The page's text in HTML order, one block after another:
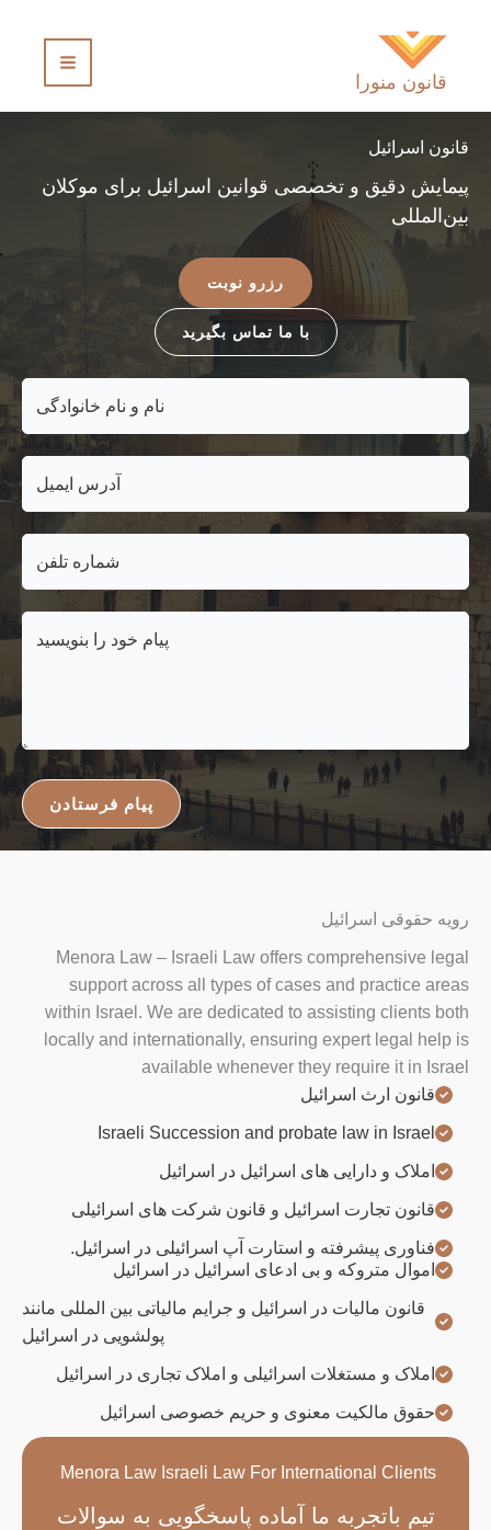
قانون منورا
قانون اسرائیل
پیمایش دقیق و تخصصی قوانین اسرائیل برای موکلان
بین‌المللی
رزرو نوبت
با ما تماس بگیرید
پیام فرستادن
رویه حقوقی اسرائیل
Menora Law – Israeli Law offers comprehensive legal
support across all types of cases and practice areas
within Israel. We are dedicated to assisting clients both
locally and internationally, ensuring expert legal help is
available whenever they require it in Israel
قانون ارث اسرائیل
Israeli Succession and probate law in Israel
املاک و دارایی های اسرائیل در اسرائیل
قانون تجارت اسرائیل و قانون شرکت های اسرائیلی
فناوری پیشرفته و استارت آپ اسرائیلی در اسرائیل.
اموال متروکه و بی ادعای اسرائیل در اسرائیل
قانون مالیات در اسرائیل و جرایم مالیاتی بین المللی مانند
پولشویی در اسرائیل
املاک و مستغلات اسرائیلی و املاک تجاری در اسرائیل
حقوق مالکیت معنوی و حریم خصوصی اسرائیل
Menora Law Israeli Law For International Clients
تیم باتجربه ما آماده پاسخگویی به سوالات